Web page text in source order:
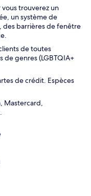
vous trouverez un
un système de
des barrières de fenêtre
de toutes
de genres (LGBTQIA+
de crédit. Espèces
Mastercard,